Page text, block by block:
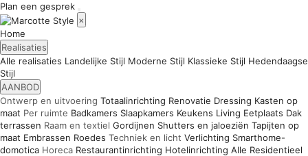
Plan een gesprek
×
Home
Realisaties
Alle realisaties Landelijke Stijl Moderne Stijl Klassieke Stijl Hedendaagse
Stijl
AANBOD
Ontwerp en uitvoering Totaalinrichting Renovatie Dressing Kasten op
maat Per ruimte Badkamers Slaapkamers Keukens Living Eetplaats Dak
terrassen Raam en textiel Gordijnen Shutters en jaloeziën Tapijten op
maat Embrassen Roedes Techniek en licht Verlichting Smarthome-
domotica Horeca Restaurantinrichting Hotelinrichting Alle Residentieel